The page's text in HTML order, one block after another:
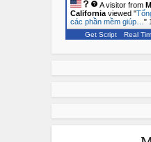
A visitor from
Californiaviewed "
các phần mềm giúp…"
Get Script Real